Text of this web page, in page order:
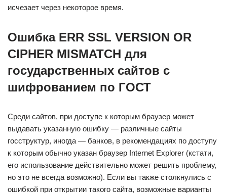
исчезает через некоторое время.
Ошибка ERR SSL VERSION OR
CIPHER MISMATCH для
государственных сайтов с
шифрованием по ГОСТ
Среди сайтов, при доступе к которым браузер может
выдавать указанную ошибку — различные сайты
госструктур, иногда — банков, в рекомендациях по доступу
к которым обычно указан браузер Internet Explorer (кстати,
его использование действительно может решить проблему,
но это не всегда возможно). Если вы также столкнулись с
ошибкой при открытии такого сайта, возможные варианты